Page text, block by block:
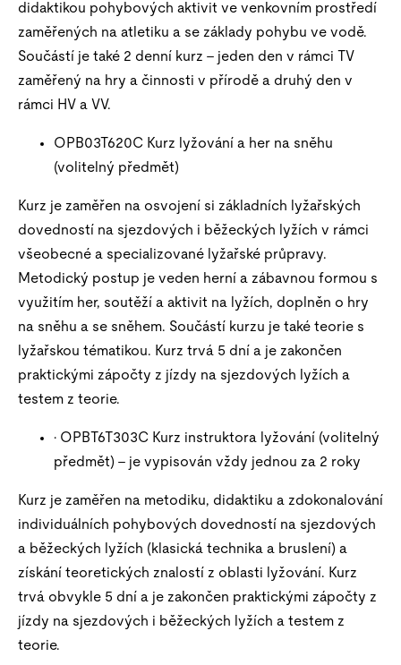
didaktikou pohybových aktivit ve venkovním prostředí
zaměřených na atletiku a se základy pohybu ve vodě.
Součástí je také 2 denní kurz – jeden den v rámci TV
zaměřený na hry a činnosti v přírodě a druhý den v
rámci HV a VV.
OPB03T620C Kurz lyžování a her na sněhu
(volitelný předmět)
Kurz je zaměřen na osvojení si základních lyžařských
dovedností na sjezdových i běžeckých lyžích v rámci
všeobecné a specializované lyžařské průpravy.
Metodický postup je veden herní a zábavnou formou s
využitím her, soutěží a aktivit na lyžích, doplněn o hry
na sněhu a se sněhem. Součástí kurzu je také teorie s
lyžařskou tématikou. Kurz trvá 5 dní a je zakončen
praktickými zápočty z jízdy na sjezdových lyžích a
testem z teorie.
· OPBT6T303C Kurz instruktora lyžování (volitelný
předmět) – je vypisován vždy jednou za 2 roky
Kurz je zaměřen na metodiku, didaktiku a zdokonalování
individuálních pohybových dovedností na sjezdových
a běžeckých lyžích (klasická technika a bruslení) a
získání teoretických znalostí z oblasti lyžování. Kurz
trvá obvykle 5 dní a je zakončen praktickými zápočty z
jízdy na sjezdových i běžeckých lyžích a testem z
teorie.